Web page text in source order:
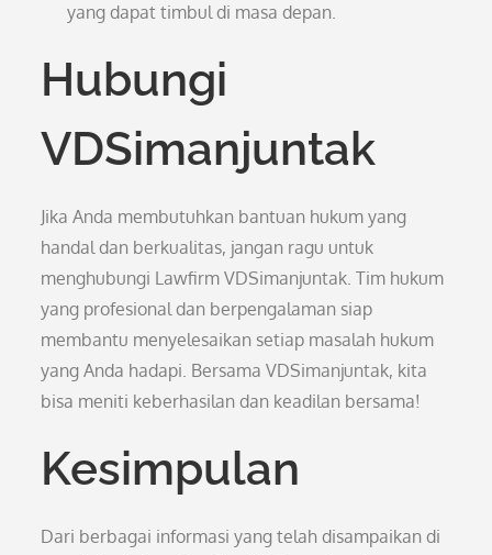
yang dapat timbul di masa depan.
Hubungi
VDSimanjuntak
Jika Anda membutuhkan bantuan hukum yang
handal dan berkualitas, jangan ragu untuk
menghubungi Lawfirm VDSimanjuntak. Tim hukum
yang profesional dan berpengalaman siap
membantu menyelesaikan setiap masalah hukum
yang Anda hadapi. Bersama VDSimanjuntak, kita
bisa meniti keberhasilan dan keadilan bersama!
Kesimpulan
Dari berbagai informasi yang telah disampaikan di